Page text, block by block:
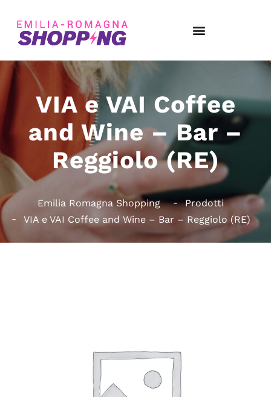
VIA e VAI Coffee
and Wine – Bar –
Reggiolo (RE)
Emilia Romagna Shopping
Prodotti
VIA e VAI Coffee and Wine – Bar – Reggiolo (RE)